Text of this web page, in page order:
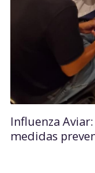
Influenza
medidas